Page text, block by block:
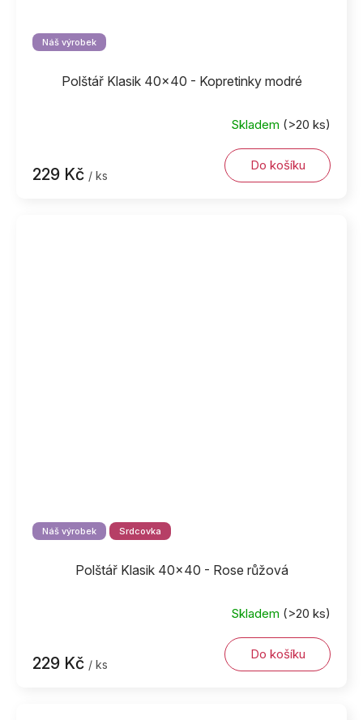
Náš výrobek
Polštář Klasik 40x40 - Kopretinky modré
Skladem (>20 ks)
229 Kč / ks
Do košíku
Náš výrobek Srdcovka
Polštář Klasik 40x40 - Rose růžová
Skladem (>20 ks)
229 Kč / ks
Do košíku